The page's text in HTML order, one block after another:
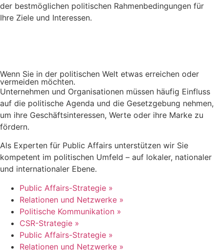
der bestmöglichen politischen Rahmenbedingungen für
Ihre Ziele und Interessen.
Wenn Sie in der politischen Welt etwas erreichen oder
vermeiden möchten.
Unternehmen und Organisationen müssen häufig Einfluss
auf die politische Agenda und die Gesetzgebung nehmen,
um ihre Geschäftsinteressen, Werte oder ihre Marke zu
fördern.
Als Experten für Public Affairs unterstützen wir Sie
kompetent im politischen Umfeld – auf lokaler, nationaler
und internationaler Ebene.
Public Affairs-Strategie »
Relationen und Netzwerke »
Politische Kommunikation »
CSR-Strategie »
Public Affairs-Strategie »
Relationen und Netzwerke »